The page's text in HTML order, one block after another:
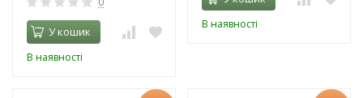
У кошик
В наявності
В наявності